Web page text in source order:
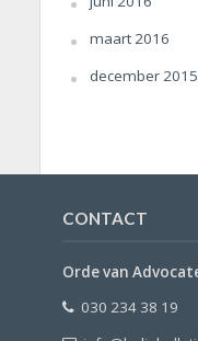
maart 2016
december 2015
CONTACT
Orde van
030 234 38 19